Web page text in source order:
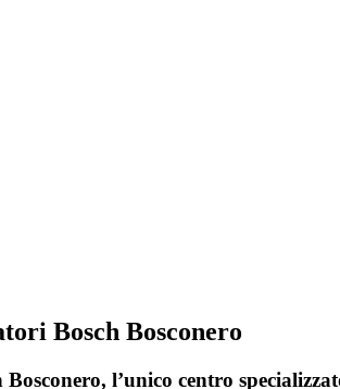
Bosch Bosconero
l’unico centro